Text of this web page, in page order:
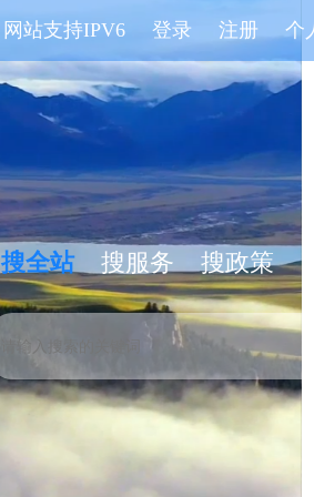
网站支持IPV6 登录 注册 个
搜全站 搜服务 搜政策